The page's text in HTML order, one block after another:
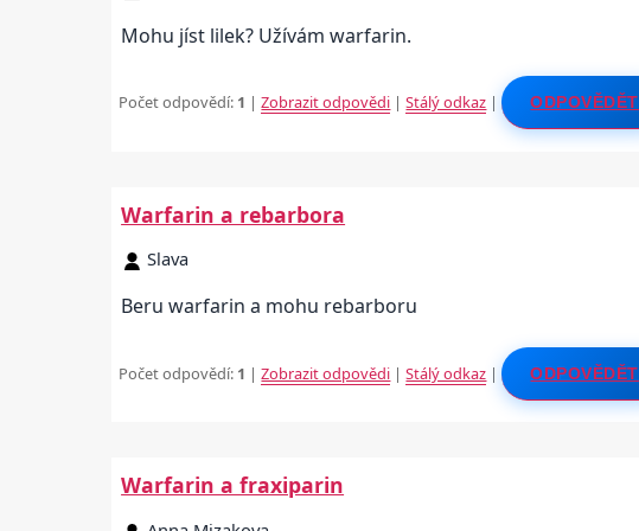
Mohu jíst lilek? Užívám warfarin.
Počet odpovědí: 1 |Zobrazit odpovědi |Stálý odkaz | ODPOVĚDĚT
Warfarin a rebarbora
Slava
Beru warfarin a mohu rebarboru
Počet odpovědí: 1 |Zobrazit odpovědi |Stálý odkaz | ODPOVĚDĚT
Warfarin a fraxiparin